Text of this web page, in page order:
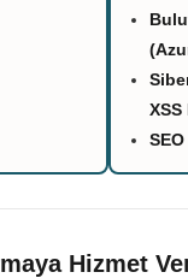
XSS
Hizmet